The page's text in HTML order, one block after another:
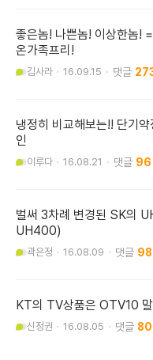
좋은놈! 나쁜놈! 이상한놈!
온가족프리!
김사라 16.09.15
냉정히 비교해보는!! 단기
인
이루다 16.08.21 96
벌써 3차례 변경된 SK의
UH400)
곽은정 16.08.09 98
KT의 TV상품은 OTV10
신정권 16.08.05 80